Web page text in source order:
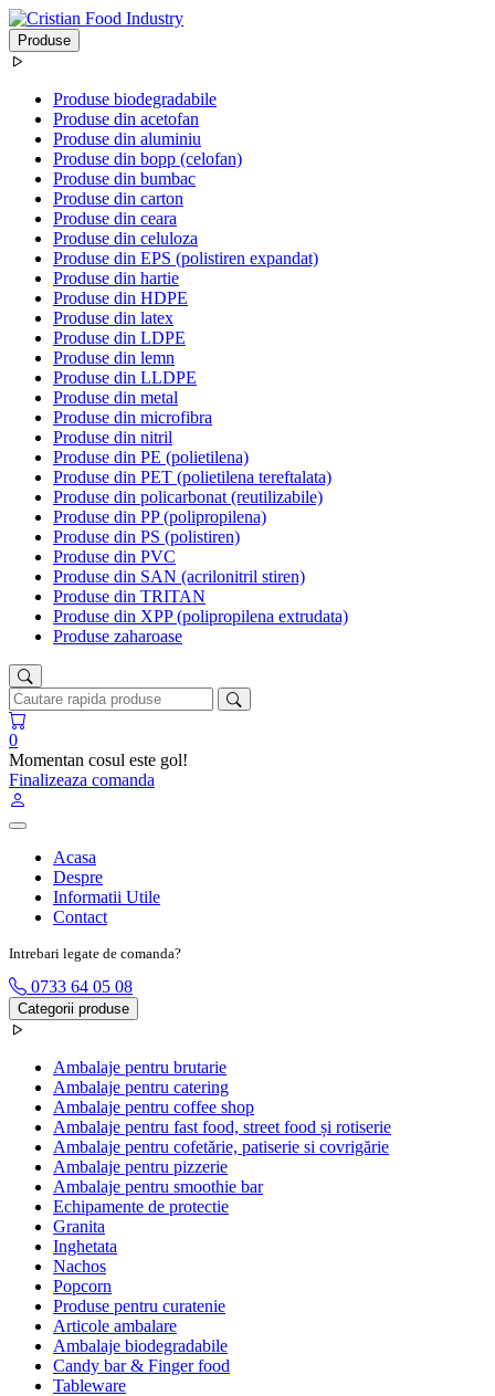
Produse
Produse biodegradabile
Produse din acetofan
Produse din aluminiu
Produse din bopp (celofan)
Produse din bumbac
Produse din carton
Produse din ceara
Produse din celuloza
Produse din EPS (polistiren expandat)
Produse din hartie
Produse din HDPE
Produse din latex
Produse din LDPE
Produse din lemn
Produse din LLDPE
Produse din metal
Produse din microfibra
Produse din nitril
Produse din PE (polietilena)
Produse din PET (polietilena tereftalata)
Produse din policarbonat (reutilizabile)
Produse din PP (polipropilena)
Produse din PS (polistiren)
Produse din PVC
Produse din SAN (acrilonitril stiren)
Produse din TRITAN
Produse din XPP (polipropilena extrudata)
Produse zaharoase
0
Momentan cosul este gol!
Finalizeaza comanda
Acasa
Despre
Informatii Utile
Contact
Intrebari legate de comanda?
0733 64 05 08
Categorii produse
Ambalaje pentru brutarie
Ambalaje pentru catering
Ambalaje pentru coffee shop
Ambalaje pentru fast food, street food și rotiserie
Ambalaje pentru cofetărie, patiserie si covrigărie
Ambalaje pentru pizzerie
Ambalaje pentru smoothie bar
Echipamente de protectie
Granita
Inghetata
Nachos
Popcorn
Produse pentru curatenie
Articole ambalare
Ambalaje biodegradabile
Candy bar & Finger food
Tableware